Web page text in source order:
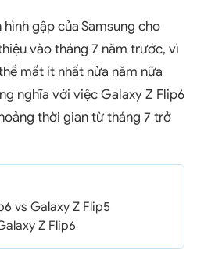
gập của Samsung cho
vào tháng 7 năm trước, vì
mất ít nhất nửa năm nữa
nghĩa với việc Galaxy Z Flip6
thời gian từ tháng 7 trở
vs Galaxy Z Flip5
Z Flip6